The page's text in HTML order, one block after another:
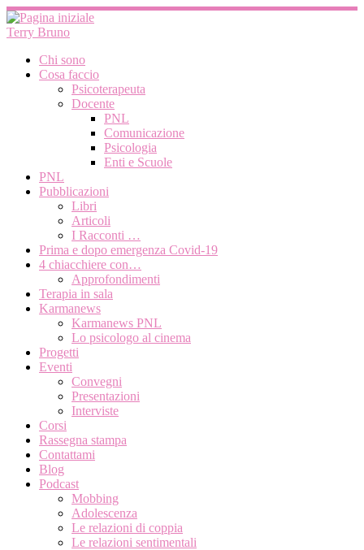
Passa
al
contenuto
Terry Bruno
Chi sono
Cosa faccio
Psicoterapeuta
Docente
PNL
Comunicazione
Psicologia
Enti e Scuole
PNL
Pubblicazioni
Libri
Articoli
I Racconti …
Prima e dopo emergenza Covid-19
4 chiacchiere con…
Approfondimenti
Terapia in sala
Karmanews
Karmanews PNL
Lo psicologo al cinema
Progetti
Eventi
Convegni
Presentazioni
Interviste
Corsi
Rassegna stampa
Contattami
Blog
Podcast
Mobbing
Adolescenza
Le relazioni di coppia
Le relazioni sentimentali